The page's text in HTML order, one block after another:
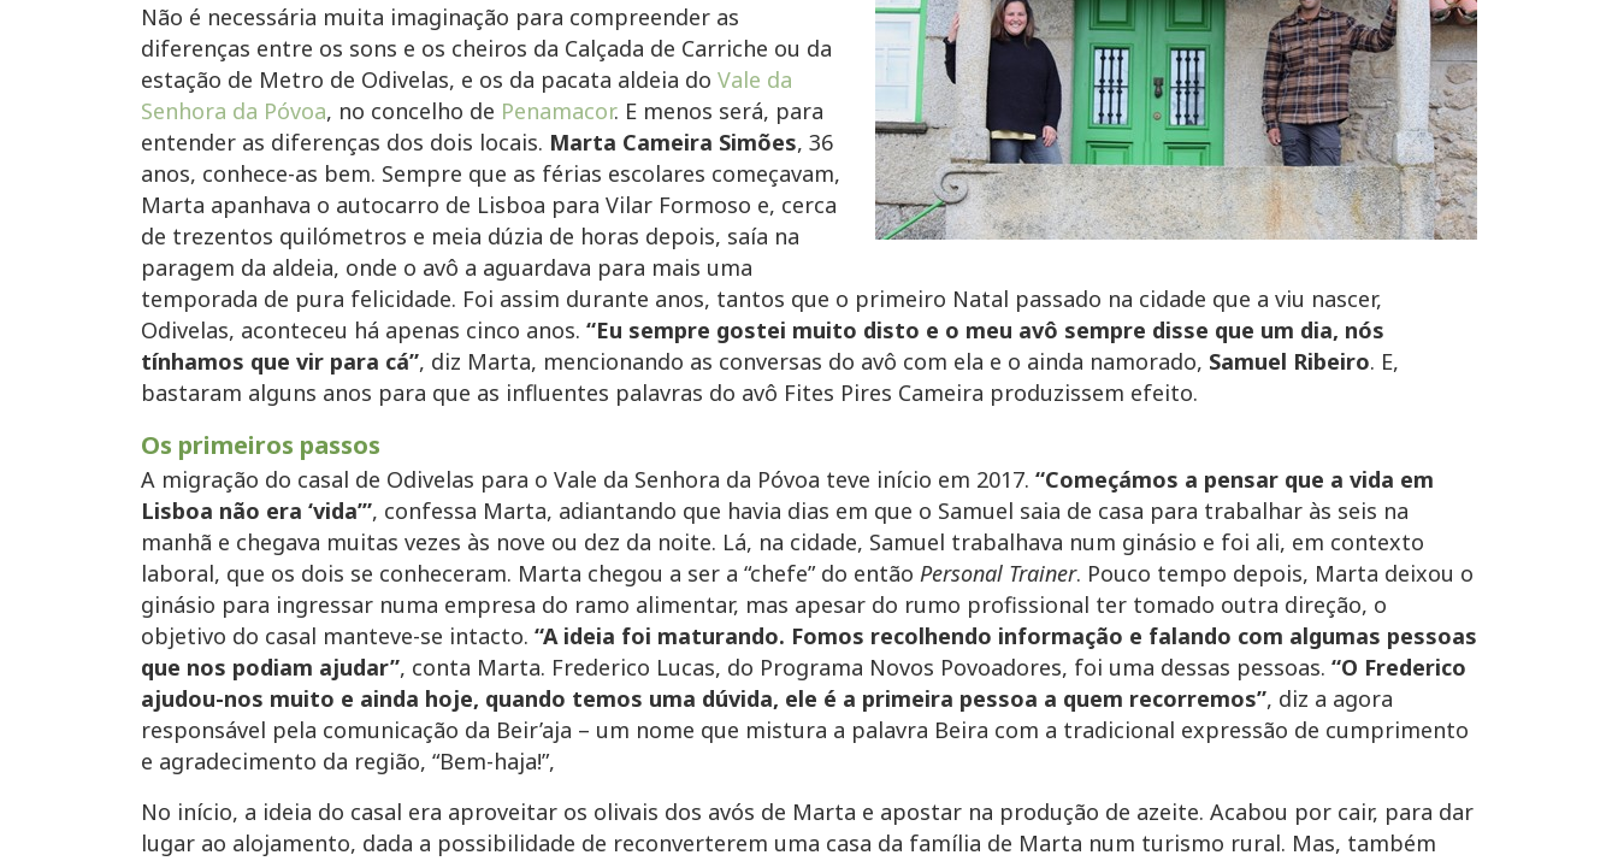
Não é necessária muita imaginação para compreender as
diferenças entre os sons e os cheiros da Calçada de Carriche ou da
estação de Metro de Odivelas, e os da pacata aldeia do Vale da
Senhora da Póvoa, no concelho de Penamacor. E menos será, para
entender as diferenças dos dois locais. Marta Cameira Simões, 36
anos, conhece-as bem. Sempre que as férias escolares começavam,
Marta apanhava o autocarro de Lisboa para Vilar Formoso e, cerca
de trezentos quilómetros e meia dúzia de horas depois, saía na
paragem da aldeia, onde o avô a aguardava para mais uma
temporada de pura felicidade. Foi assim durante anos, tantos que o primeiro Natal passado na cidade que a viu nascer,
Odivelas, aconteceu há apenas cinco anos. “Eu sempre gostei muito disto e o meu avô sempre disse que um dia, nós
tínhamos que vir para cá”, diz Marta, mencionando as conversas do avô com ela e o ainda namorado, Samuel Ribeiro. E,
bastaram alguns anos para que as influentes palavras do avô Fites Pires Cameira produzissem efeito.
Os primeiros passos
A migração do casal de Odivelas para o Vale da Senhora da Póvoa teve início em 2017. “Começámos a pensar que a vida em
Lisboa não era ‘vida’”, confessa Marta, adiantando que havia dias em que o Samuel saia de casa para trabalhar às seis na
manhã e chegava muitas vezes às nove ou dez da noite. Lá, na cidade, Samuel trabalhava num ginásio e foi ali, em contexto
laboral, que os dois se conheceram. Marta chegou a ser a “chefe” do então Personal Trainer. Pouco tempo depois, Marta deixou o
ginásio para ingressar numa empresa do ramo alimentar, mas apesar do rumo profissional ter tomado outra direção, o
objetivo do casal manteve-se intacto. “A ideia foi maturando. Fomos recolhendo informação e falando com algumas pessoas
que nos podiam ajudar”, conta Marta. Frederico Lucas, do Programa Novos Povoadores, foi uma dessas pessoas. “O Frederico
ajudou-nos muito e ainda hoje, quando temos uma dúvida, ele é a primeira pessoa a quem recorremos”, diz a agora
responsável pela comunicação da Beir’aja – um nome que mistura a palavra Beira com a tradicional expressão de cumprimento
e agradecimento da região, “Bem-haja!”,
No início, a ideia do casal era aproveitar os olivais dos avós de Marta e apostar na produção de azeite. Acabou por cair, para dar
lugar ao alojamento, dada a possibilidade de reconverterem uma casa da família de Marta num turismo rural. Mas, também